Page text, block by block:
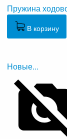
Пружина
В корзину
Новые...